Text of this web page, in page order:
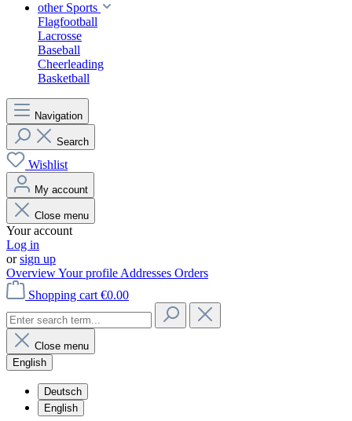
other Sports
Flagfootball
Lacrosse
Baseball
Cheerleading
Basketball
Navigation
Search
Wishlist
My account
Close menu
Your account
Log in
orsign up
OverviewYour profile Addresses Orders
Shopping cart €0.00
Close menu
English
Deutsch
English